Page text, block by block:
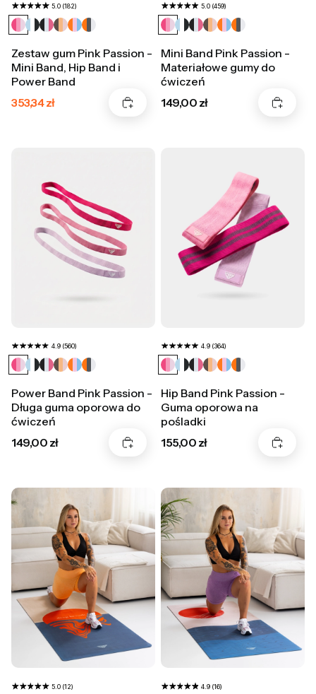
5.0 (182)
Zestaw gum Pink Passion -
Mini Band, Hip Band i
Power Band
Cena promocyjna
353,34 zł
5.0 (459)
Mini Band Pink Passion -
Materiałowe gumy do
ćwiczeń
Cena
149,00 zł
4.9 (560)
Power Band Pink Passion -
Długa guma oporowa do
ćwiczeń
Cena
149,00 zł
4.9 (364)
Hip Band Pink Passion -
Guma oporowa na
pośladki
Cena
155,00 zł
5.0 (12) 4.9 (16)